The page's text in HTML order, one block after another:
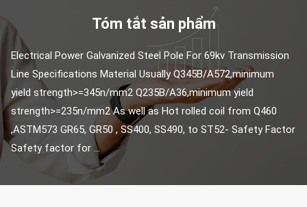
Tóm tắt sản phẩm
Electrical Power Galvanized Steel Pole For 69kv Transmission
Line Specifications Material Usually Q345B/A572,minimum
yield strength>=345n/mm2 Q235B/A36,minimum yield
strength>=235n/mm2 As well as Hot rolled coil from Q460
,ASTM573 GR65, GR50 , SS400, SS490, to ST52- Safety Factor
Safety factor for ...